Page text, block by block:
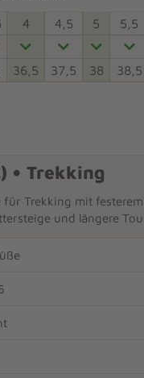
4 4,5 5 5,5
36,5 37,5 38 38,5
• Trekking
für Trekking mit
und längere